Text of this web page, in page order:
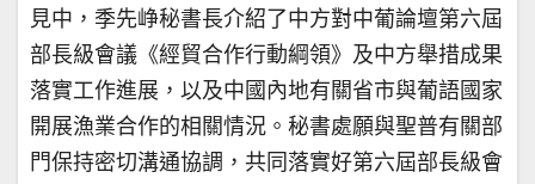
見中，季先峥秘書長介紹了中方對中葡論壇第六屆
部長級會議《經貿合作行動綱領》及中方舉措成果
落實工作進展，以及中國內地有關省市與葡語國家
開展漁業合作的相關情況。秘書處願與聖普有關部
門保持密切溝通協調，共同落實好第六屆部長級會